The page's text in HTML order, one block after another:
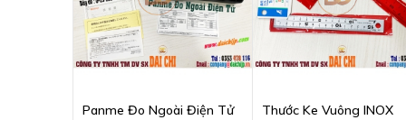
Panme Đo Ngoài Điện Tử
Thước Ke Vuông INOX